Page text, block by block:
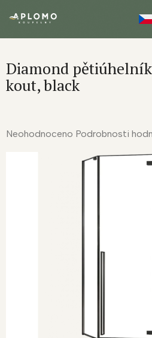
Diamond
kout, black
Průměrné
Neohodnoceno Podrobnosti